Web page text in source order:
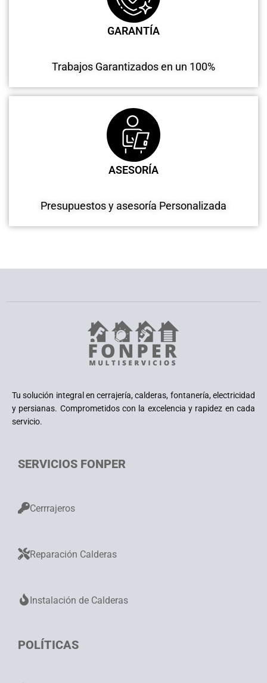
GARANTÍA
Trabajos Garantizados en un 100%
ASESORÍA
Presupuestos y asesoría Personalizada
Tu solución integral en cerrajería, calderas, fontanería, electricidad
y persianas. Comprometidos con la excelencia y rapidez en cada
servicio.
SERVICIOS FONPER
Cerrrajeros
Reparación Calderas
Instalación de Calderas
POLÍTICAS